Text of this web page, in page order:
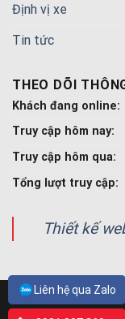
Định vị xe
Tin tức
THEO DÕI
Khách đang online:
Truy cập hôm nay:
Truy cập hôm qua:
Tổng lượt truy cập:
Thiết kế
Liên hệ qua Zalo